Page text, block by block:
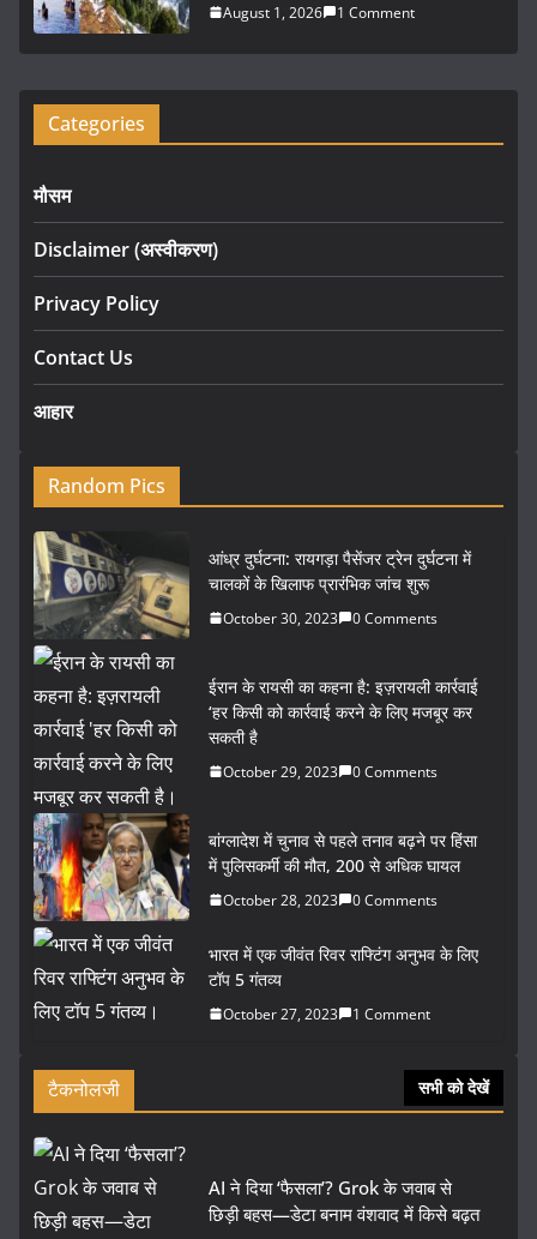
August 1, 2026 1 Comment
Categories
मौसम
Disclaimer (अस्वीकरण)
Privacy Policy
Contact Us
आहार
Random Pics
आंध्र दुर्घटना: रायगड़ा पैसेंजर ट्रेन दुर्घटना में
चालकों के खिलाफ प्रारंभिक जांच शुरू
October 30, 2023 0 Comments
ईरान के रायसी का कहना है: इज़रायली कार्रवाई
‘हर किसी को कार्रवाई करने के लिए मजबूर कर
सकती है
October 29, 2023 0 Comments
बांग्लादेश में चुनाव से पहले तनाव बढ़ने पर हिंसा
में पुलिसकर्मी की मौत, 200 से अधिक घायल
October 28, 2023 0 Comments
भारत में एक जीवंत रिवर राफ्टिंग अनुभव के लिए
टॉप 5 गंतव्य
October 27, 2023 1 Comment
टैकनोलजी सभी को देखें
AI ने दिया ‘फैसला’? Grok के जवाब से
छिड़ी बहस—डेटा बनाम वंशवाद में किसे बढ़त